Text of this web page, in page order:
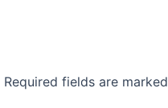
Required fields are marked